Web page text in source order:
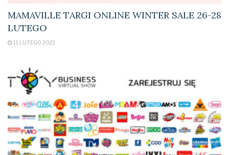
MAMAVILLE TARGI ONLINE WINTER SALE 26-28
LUTEGO
11 LUTEGO 2021